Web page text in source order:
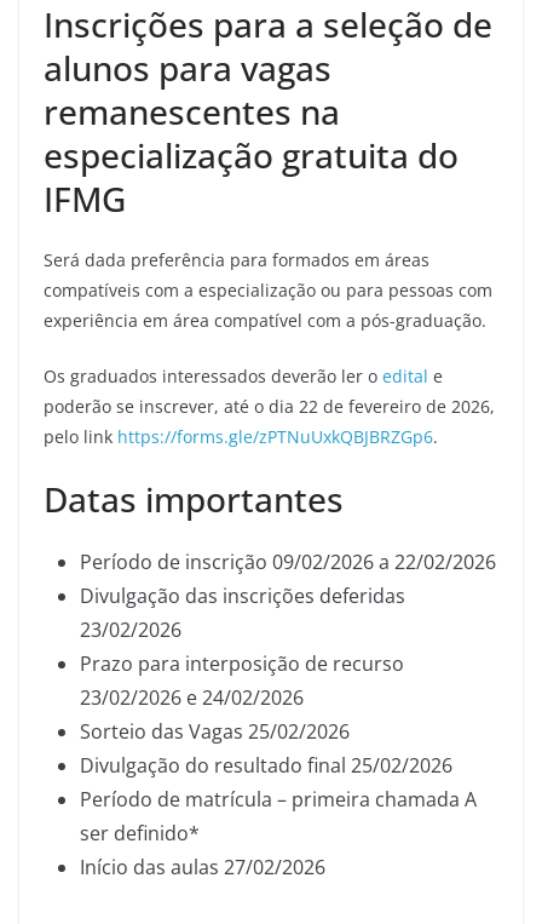
Inscrições para a seleção de
alunos para vagas
remanescentes na
especialização gratuita do
IFMG
Será dada preferência para formados em áreas
compatíveis com a especialização ou para pessoas com
experiência em área compatível com a pós-graduação.
Os graduados interessados deverão ler o edital e
poderão se inscrever, até o dia 22 de fevereiro de 2026,
pelo link https://forms.gle/zPTNuUxkQBJBRZGp6.
Datas importantes
Período de inscrição 09/02/2026 a 22/02/2026
Divulgação das inscrições deferidas
23/02/2026
Prazo para interposição de recurso
23/02/2026 e 24/02/2026
Sorteio das Vagas 25/02/2026
Divulgação do resultado final 25/02/2026
Período de matrícula – primeira chamada A
ser definido*
Início das aulas 27/02/2026